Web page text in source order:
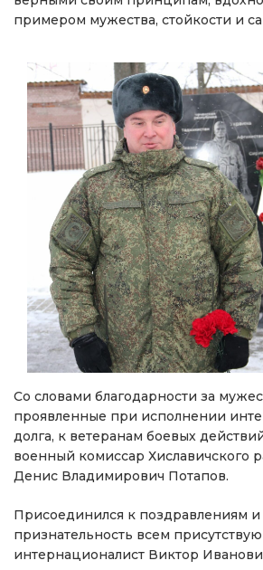
примером мужества, стойкости и
Со словами благодарности за
проявленные при исполнении
долга, к ветеранам боевых
военный комиссар Хиславичского
Денис Владимирович Потапов.
Присоединился к поздравлениям и
признательность всем
интернационалист Виктор